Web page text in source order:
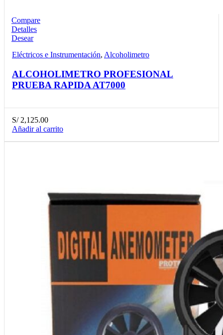
Compare
Detalles
Desear
Eléctricos e Instrumentación, Alcoholimetro
ALCOHOLIMETRO PROFESIONAL
PRUEBA RAPIDA AT7000
S/2,125.00
Añadir al carrito